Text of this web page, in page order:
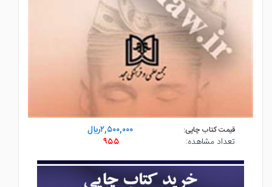
قیمت کتاب چاپی:
۲,۵۰۰,۰۰۰ريال
تعداد مشاهده:
۹۵۵